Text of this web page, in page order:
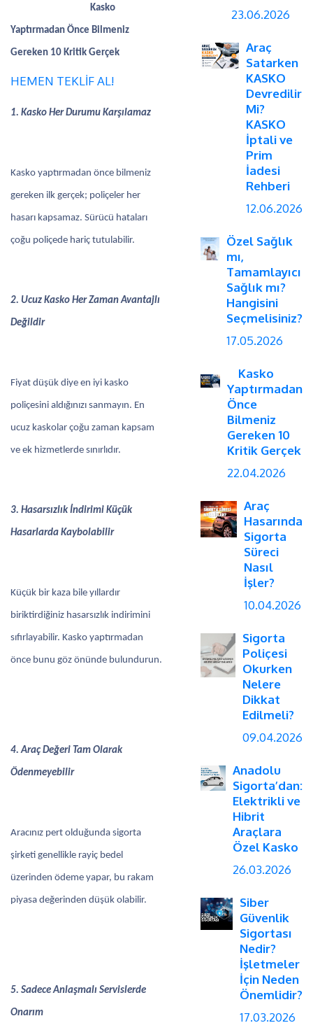
Kasko
Yaptırmadan Önce Bilmeniz
Gereken 10 Kritik Gerçek
HEMEN TEKLİF AL!
1. Kasko Her Durumu Karşılamaz
Kasko yaptırmadan önce bilmeniz
gereken ilk gerçek; poliçeler her
hasarı kapsamaz. Sürücü hataları
çoğu poliçede hariç tutulabilir.
2. Ucuz Kasko Her Zaman Avantajlı
Değildir
Fiyat düşük diye en iyi kasko
poliçesini aldığınızı sanmayın. En
ucuz kaskolar çoğu zaman kapsam
ve ek hizmetlerde sınırlıdır.
3. Hasarsızlık İndirimi Küçük
Hasarlarda Kaybolabilir
Küçük bir kaza bile yıllardır
biriktirdiğiniz hasarsızlık indirimini
sıfırlayabilir. Kasko yaptırmadan
önce bunu göz önünde bulundurun.
4. Araç Değeri Tam Olarak
Ödenmeyebilir
Aracınız pert olduğunda sigorta
şirketi genellikle rayiç bedel
üzerinden ödeme yapar, bu rakam
piyasa değerinden düşük olabilir.
5. Sadece Anlaşmalı Servislerde
Onarım
23.06.2026
Araç
Satarken
KASKO
Devredilir
Mi?
KASKO
İptali ve
Prim
İadesi
Rehberi
12.06.2026
Özel Sağlık
mı,
Tamamlayıcı
Sağlık mı?
Hangisini
Seçmelisiniz?
17.05.2026
Kasko
Yaptırmadan
Önce
Bilmeniz
Gereken 10
Kritik Gerçek
22.04.2026
Araç
Hasarında
Sigorta
Süreci
Nasıl
İşler?
10.04.2026
Sigorta
Poliçesi
Okurken
Nelere
Dikkat
Edilmeli?
09.04.2026
Anadolu
Sigorta’dan:
Elektrikli ve
Hibrit
Araçlara
Özel Kasko
26.03.2026
Siber
Güvenlik
Sigortası
Nedir?
İşletmeler
İçin Neden
Önemlidir?
17.03.2026